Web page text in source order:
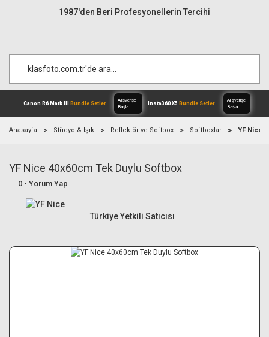
1987'den Beri Profesyonellerin Tercihi
Canon R6 Mark IIIBundle Setler
Anasayfa Stüdyo & Işık Reflektör ve Softbox Softboxlar YF Nice
YF Nice 40x60cm Tek Duylu Softbox
0 - Yorum Yap
Türkiye Yetkili Satıcısı